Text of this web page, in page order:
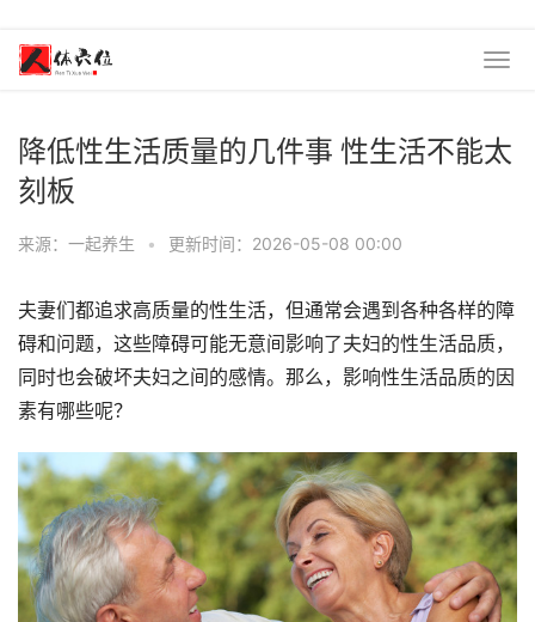
降低性生活质量的几件事 性生活不能太
刻板
来源：一起养生 • 更新时间：2026-05-08 00:00
夫妻们都追求高质量的性生活，但通常会遇到各种各样的障
碍和问题，这些障碍可能无意间影响了夫妇的性生活品质，
同时也会破坏夫妇之间的感情。那么，影响性生活品质的因
素有哪些呢？